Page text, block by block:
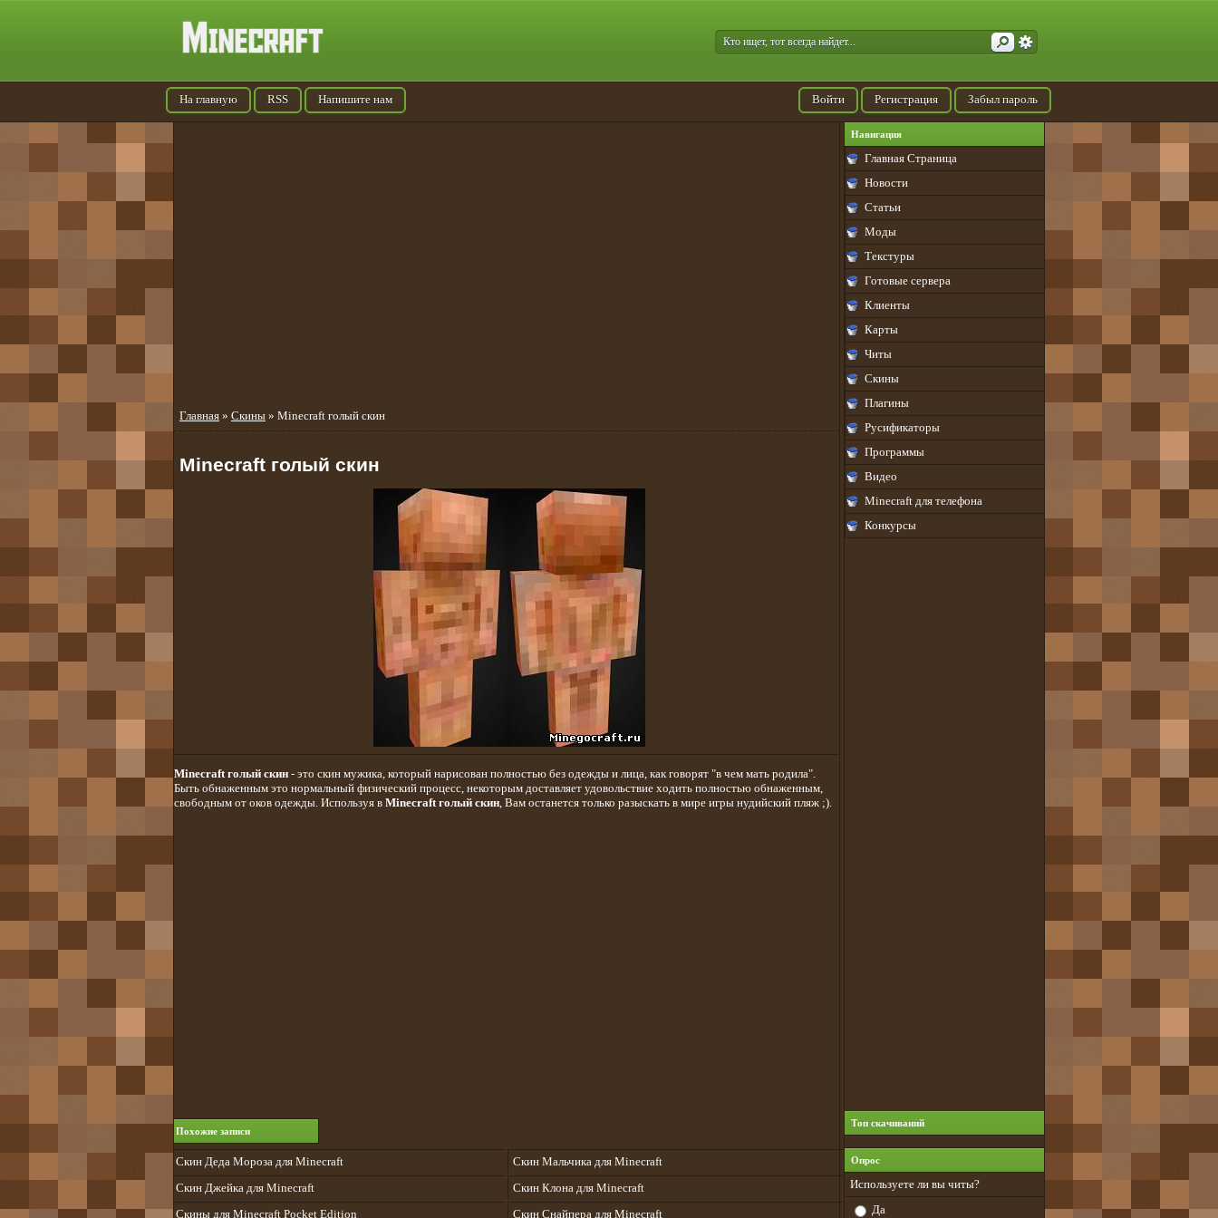
Войти Регистрация Забыл пароль
На главную RSS Напишите нам
Навигация
Главная Страница
Новости
Статьи
Моды
Текстуры
Готовые сервера
Клиенты
Карты
Читы
Скины
Плагины
Русификаторы
Программы
Видео
Minecraft для телефона
Конкурсы
Топ скачиваний
Опрос
Используете ли вы читы?
Да
Главная » Скины » Minecraft голый скин
Minecraft голый скин
Minecraft голый скин - это скин мужика, который нарисован полностью без одежды и лица, как говорят "в чем мать родила".
Быть обнаженным это нормальный физический процесс, некоторым доставляет удовольствие ходить полностью обнаженным,
свободным от оков одежды. Используя в Minecraft голый скин, Вам останется только разыскать в мире игры нудийский пляж ;).
Похожие записи
Скин Деда Мороза для Minecraft
Скин Мальчика для Minecraft
Скин Джейка для Minecraft
Скин Клона для Minecraft
Скины для Minecraft Pocket Edition
Скин Снайпера для Minecraft